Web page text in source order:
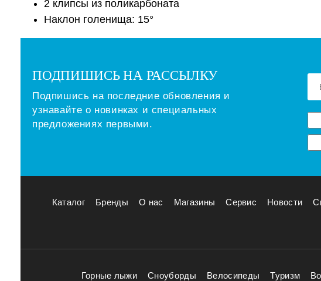
2 клипсы из поликарбоната
Наклон голенища: 15°
ПОДПИШИСЬ НА РАССЫЛКУ
Подпишись на последние обновления и
узнавайте о новинках и специальных
предложениях первыми.
Каталог Бренды О нас Магазины Сервис Новости
Горные лыжи Сноуборды Велосипеды Туризм